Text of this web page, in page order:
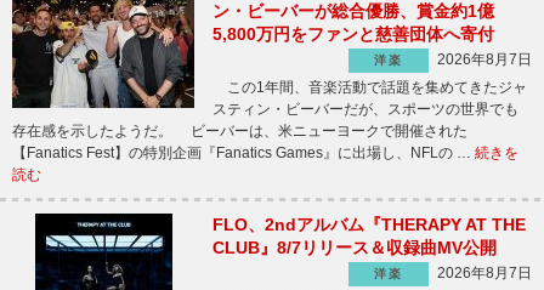
ン・ビーバーが総合優勝、賞金約1億
5,800万円をファンと慈善団体へ寄付
洋楽
2026年8月7日
この1年間、音楽活動で話題を集めてきたジャ
スティン・ビーバーだが、スポーツの世界でも
存在感を示したようだ。 ビーバーは、米ニューヨークで開催された
【Fanatics Fest】の特別企画『Fanatics Games』に出場し、NFLの … 続きを
読む
FLO、2ndアルバム『THERAPY AT THE
CLUB』8/7リリース＆収録曲MV公開
洋楽
2026年8月7日